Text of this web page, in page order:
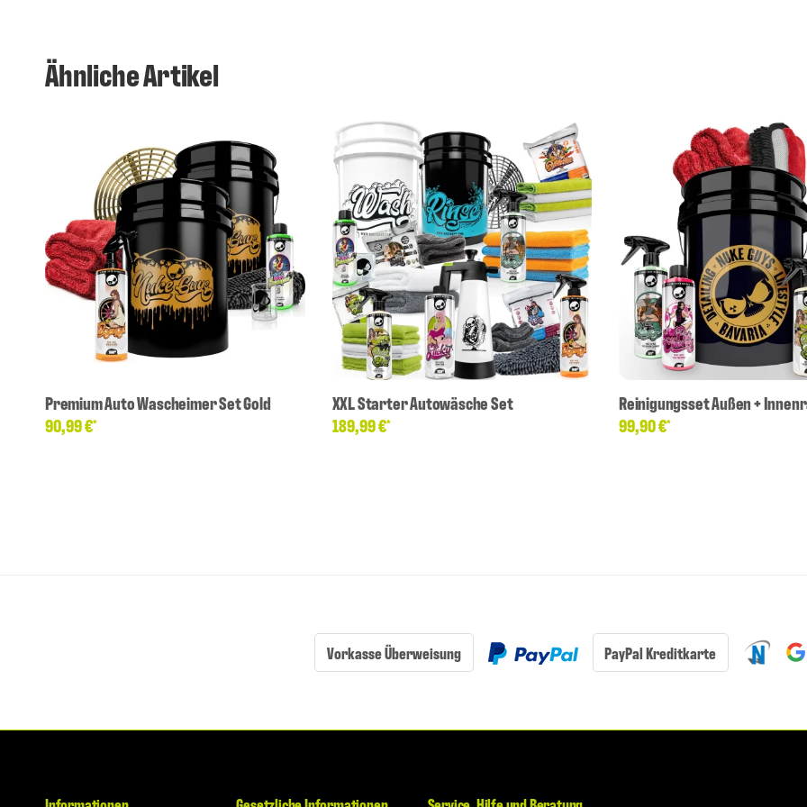
Ähnliche Artikel
Premium Auto Wascheimer Set Gold
90,99 €*
XXL Starter Autowäsche Set
189,99 €*
Reinigungsset Außen +
99,90 €*
Vorkasse Überweisung PayPal Kreditkarte